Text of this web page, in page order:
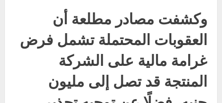
وكشفت مصادر مطلعة أن
العقوبات المحتملة تشمل فرض
غرامة مالية على الشركة
المنتجة قد تصل إلى مليون